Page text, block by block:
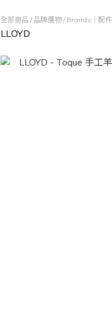
全部商品 / 品牌選物/ Brands｜配件
LLOYD